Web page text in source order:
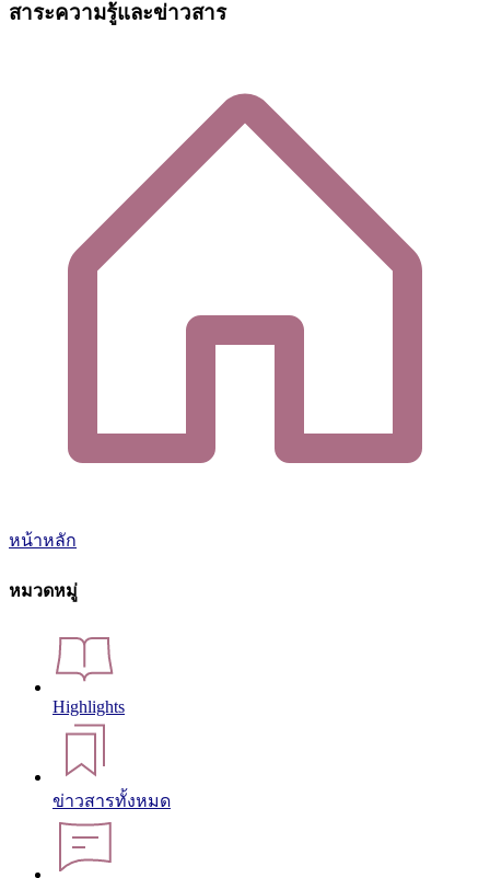
สาระความรู้และข่าวสาร
หน้าหลัก
หมวดหมู่
Highlights
ข่าวสารทั้งหมด